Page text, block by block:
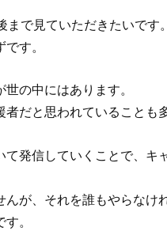
で見ていただきたいです。
す。
の中にはあります。
だと思われていることも
発信していくことで、キ
が、それを誰もやらなけ
。